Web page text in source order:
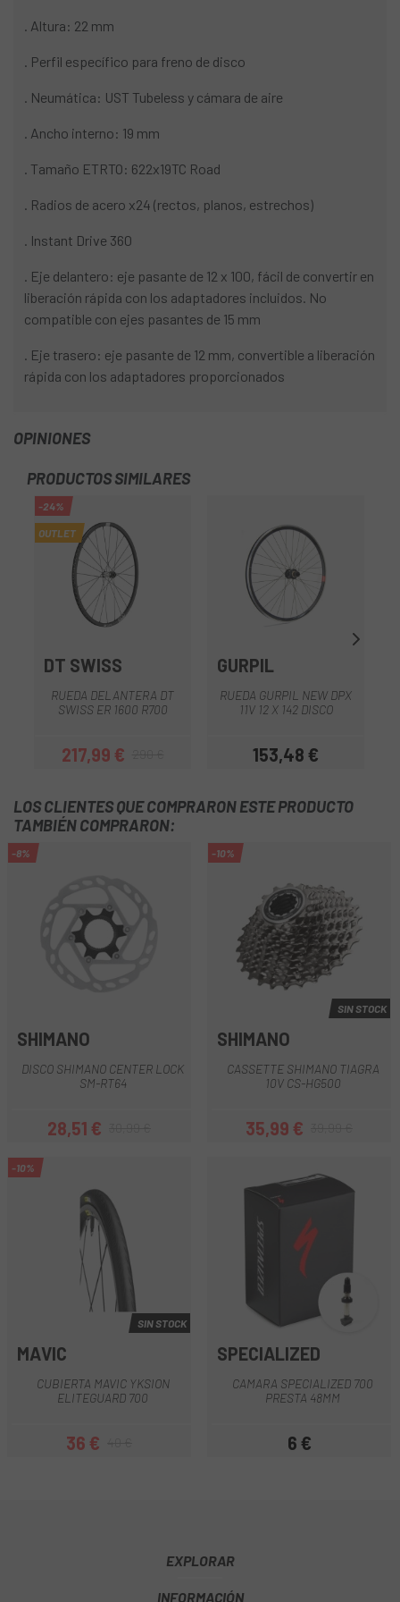
. Altura: 22 mm
. Perfil específico para freno de disco
. Neumática: UST Tubeless y cámara de aire
. Ancho interno: 19 mm
. Tamaño ETRTO: 622x19TC Road
. Radios de acero x24 (rectos, planos, estrechos)
. Instant Drive 360
. Eje delantero: eje pasante de 12 x 100, fácil de convertir en
liberación rápida con los adaptadores incluidos. No
compatible con ejes pasantes de 15 mm
. Eje trasero: eje pasante de 12 mm, convertible a liberación
rápida con los adaptadores proporcionados
OPINIONES
PRODUCTOS SIMILARES
-24%
OUTLET
DT SWISS
RUEDA DELANTERA DT
SWISS ER 1600 R700
Precio
217,99 €Precio regular
GURPIL
RUEDA GURPIL NEW DPX
11V 12 X 142 DISCO
Precio
153,48 €
LOS CLIENTES QUE COMPRARON ESTE PRODUCTO
TAMBIÉN COMPRARON:
-8%
SHIMANO
DISCO SHIMANO CENTER LOCK
SM-RT64
Precio
28,51 €Precio regular
-10%
SIN STOCK
SHIMANO
CASSETTE SHIMANO TIAGRA
10V CS-HG500
Precio
35,99 €Precio regular
-10%
SIN STOCK
MAVIC
CUBIERTA MAVIC YKSION
ELITEGUARD 700
Precio
36 €Precio regular
SPECIALIZED
CAMARA SPECIALIZED 700
PRESTA 48MM
Precio
6 €
EXPLORAR
INFORMACIÓN